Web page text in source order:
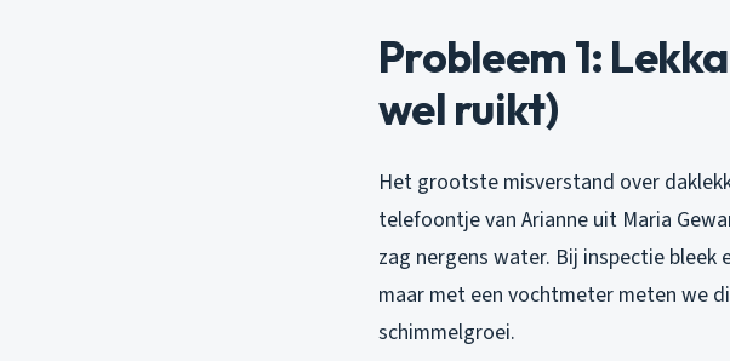
Probleem 1:
wel ruikt)
Het grootste misverstand over
telefoontje van Arianne uit Maria
zag nergens water. Bij inspectie
maar met een vochtmeter meten we
schimmelgroei.